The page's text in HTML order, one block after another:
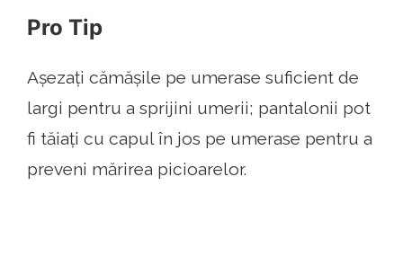
Pro Tip
Așezați cămășile pe umerase suficient de
largi pentru a sprijini umerii; pantalonii pot
fi tăiați cu capul în jos pe umerase pentru a
preveni mărirea picioarelor.